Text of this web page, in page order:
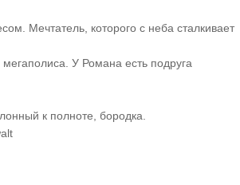
Мечтатель, которого с неба сталкивает
У Романа есть подруга
к полноте, бородка.